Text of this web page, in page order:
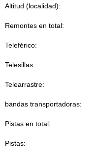
Altitud (localidad):
Remontes en total:
Teleférico:
Telesillas:
Telearrastre:
bandas transportadoras:
Pistas en total:
Pistas: